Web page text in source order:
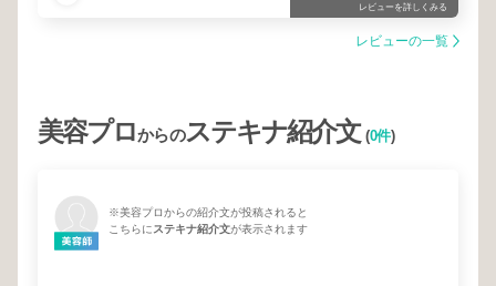
レビューを詳しくみる
レビューの一覧
美容プロからのステキナ紹介文(0件)
※美容プロからの紹介文が投稿されると
こちらにステキナ紹介文が表示されます